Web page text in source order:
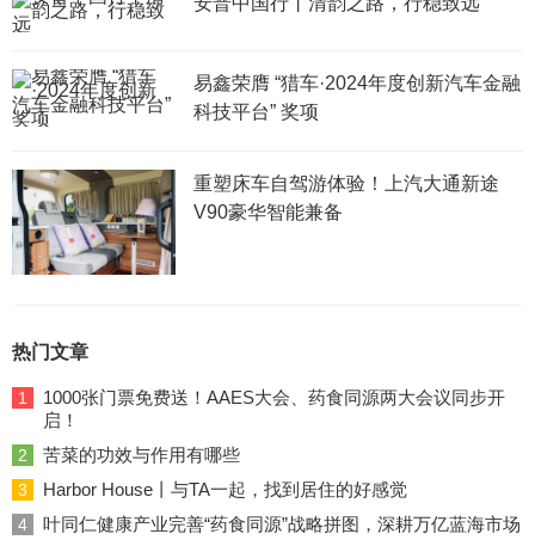
易鑫荣膺 “猎车·2024年度创新汽车金融
科技平台” 奖项
重塑床车自驾游体验！上汽大通新途
V90豪华智能兼备
热门文章
1
1000张门票免费送！AAES大会、药食同源两大会议同步开
启！
2 苦菜的功效与作用有哪些
3 Harbor House丨与TA一起，找到居住的好感觉
4 叶同仁健康产业完善“药食同源”战略拼图，深耕万亿蓝海市场